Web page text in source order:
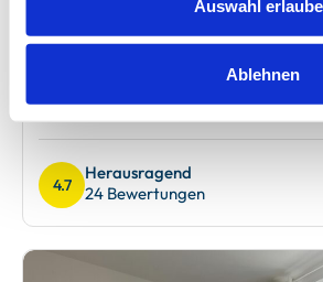
Auswahl
Ablehnen
4 Gäste
65 m²
Garten
4.7
Herausragend
24 Bewertungen